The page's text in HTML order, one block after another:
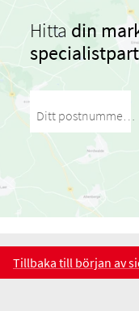
Hittadin
Tillbaka till början av